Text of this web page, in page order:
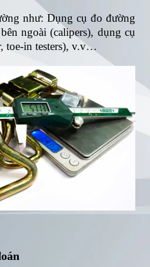
như: Dụng cụ đo đường
ngoài (calipers), dụng cụ
toe-in testers), v.v…